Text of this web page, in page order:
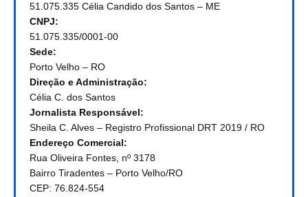
51.075.335 Célia Candido dos Santos – ME
CNPJ:
51.075.335/0001-00
Sede:
Porto Velho – RO
Direção e Administração:
Célia C. dos Santos
Jornalista Responsável:
Sheila C. Alves – Registro Profissional DRT 2019 / RO
Endereço Comercial:
Rua Oliveira Fontes, nº 3178
Bairro Tiradentes – Porto Velho/RO
CEP: 76.824-554